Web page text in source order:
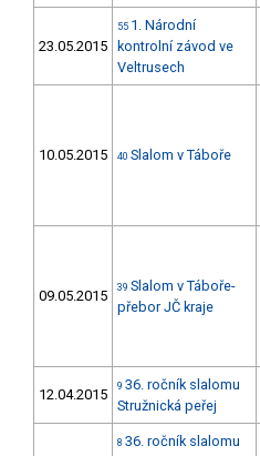
23.05.2015
55 1. Národní
kontrolní závod ve
Veltrusech
10.05.2015 40 Slalom v Táboře
09.05.2015 39 Slalom v Táboře-
přebor JČ kraje
12.04.2015 9 36. ročník slalomu
Stružnická peřej
8 36. ročník slalomu